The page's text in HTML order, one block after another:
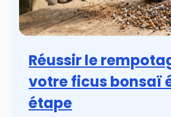
Réussir le
votre ficus bonsaï
étape